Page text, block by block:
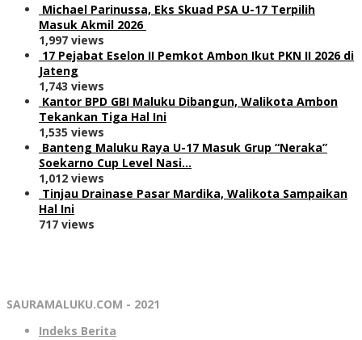
Michael Parinussa, Eks Skuad PSA U-17 Terpilih
Masuk Akmil 2026
1,997 views
17 Pejabat Eselon II Pemkot Ambon Ikut PKN II 2026 di
Jateng
1,743 views
Kantor BPD GBI Maluku Dibangun, Walikota Ambon
Tekankan Tiga Hal Ini
1,535 views
Banteng Maluku Raya U-17 Masuk Grup “Neraka”
Soekarno Cup Level Nasi…
1,012 views
Tinjau Drainase Pasar Mardika, Walikota Sampaikan
Hal Ini
717 views
SAURAMALUKU.COM - 2021
Indeks Berita